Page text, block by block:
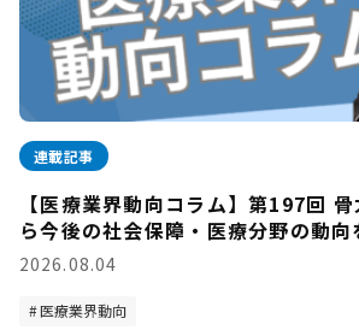
連載記事
【医療業界動向コラム】第197回
ら今後の社会保障・医療分野の動
2026.08.04
医療業界動向